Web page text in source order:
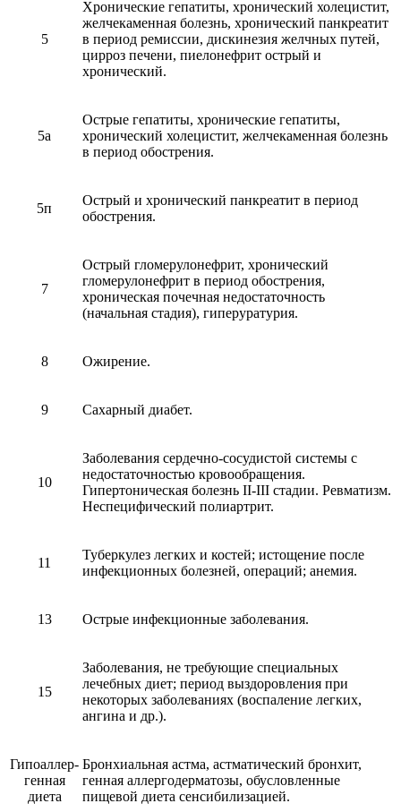
5
Хронические гепатиты, хронический холецистит,
желчекаменная болезнь, хронический панкреатит
в период ремиссии, дискинезия желчных путей,
цирроз печени, пиелонефрит острый и
хронический.
5а
Острые гепатиты, хронические гепатиты,
хронический холецистит, желчекаменная болезнь
в период обострения.
5п
Острый и хронический панкреатит в период
обострения.
7
Острый гломерулонефрит, хронический
гломерулонефрит в период обострения,
хроническая почечная недостаточность
(начальная стадия), гиперуратурия.
8 Ожирение.
9 Сахарный диабет.
10
Заболевания сердечно-сосудистой системы с
недостаточностью кровообращения.
Гипертоническая болезнь II-III стадии. Ревматизм.
Неспецифический полиартрит.
11
Туберкулез легких и костей; истощение после
инфекционных болезней, операций; анемия.
13 Острые инфекционные заболевания.
15
Заболевания, не требующие специальных
лечебных диет; период выздоровления при
некоторых заболеваниях (воспаление легких,
ангина и др.).
Гипоаллер-
генная
диета
Бронхиальная астма, астматический бронхит,
генная аллергодерматозы, обусловленные
пищевой диета сенсибилизацией.